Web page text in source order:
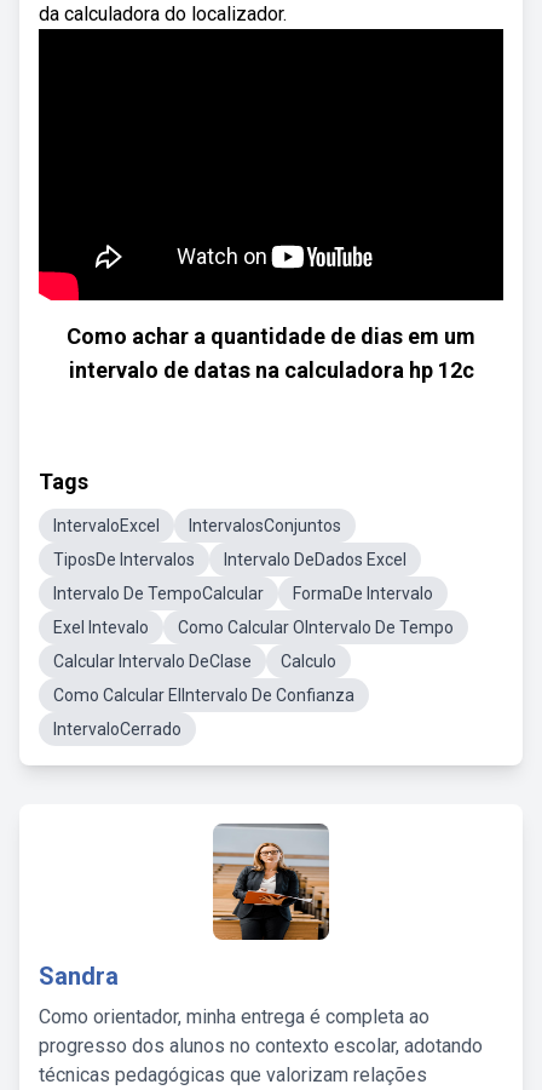
da calculadora do localizador.
Como achar a quantidade de dias em um
intervalo de datas na calculadora hp 12c
Tags
IntervaloExcel
IntervalosConjuntos
TiposDe Intervalos
Intervalo DeDados Excel
Intervalo De TempoCalcular
FormaDe Intervalo
Exel Intevalo
Como Calcular OIntervalo De Tempo
Calcular Intervalo DeClase
Calculo
Como Calcular ElIntervalo De Confianza
IntervaloCerrado
Sandra
Como orientador, minha entrega é completa ao
progresso dos alunos no contexto escolar, adotando
técnicas pedagógicas que valorizam relações